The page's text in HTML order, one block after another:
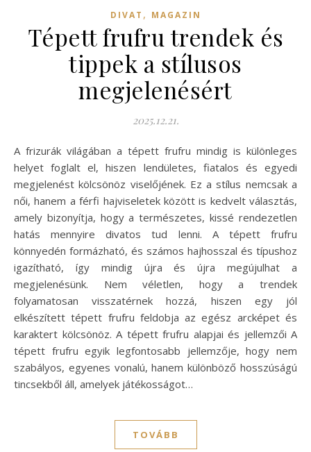
DIVAT , MAGAZIN
Tépett frufru trendek és
tippek a stílusos
megjelenésért
2025.12.21.
A frizurák világában a tépett frufru mindig is különleges
helyet foglalt el, hiszen lendületes, fiatalos és egyedi
megjelenést kölcsönöz viselőjének. Ez a stílus nemcsak a
női, hanem a férfi hajviseletek között is kedvelt választás,
amely bizonyítja, hogy a természetes, kissé rendezetlen
hatás mennyire divatos tud lenni. A tépett frufru
könnyedén formázható, és számos hajhosszal és típushoz
igazítható, így mindig újra és újra megújulhat a
megjelenésünk. Nem véletlen, hogy a trendek
folyamatosan visszatérnek hozzá, hiszen egy jól
elkészített tépett frufru feldobja az egész arcképet és
karaktert kölcsönöz. A tépett frufru alapjai és jellemzői A
tépett frufru egyik legfontosabb jellemzője, hogy nem
szabályos, egyenes vonalú, hanem különböző hosszúságú
tincsekből áll, amelyek játékosságot…
TOVÁBB